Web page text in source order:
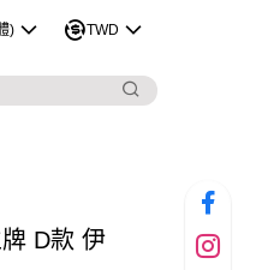
) TWD
D款 伊